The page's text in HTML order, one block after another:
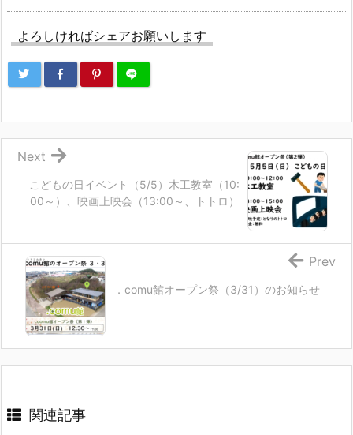
よろしければシェアお願いします
こどもの日イベント（5/5）木工教室（10:
00～）、映画上映会（13:00～、トトロ）
Next
．comu館オープン祭（3/31）のお知らせ
Prev
関連記事